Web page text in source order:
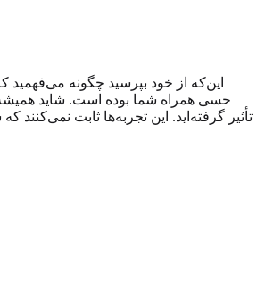
این‌که از خود بپرسید چگونه
حسی همراه شما بوده است. شاید همیشه
تأثیر گرفته‌اید. این تجربه‌ها ثابت